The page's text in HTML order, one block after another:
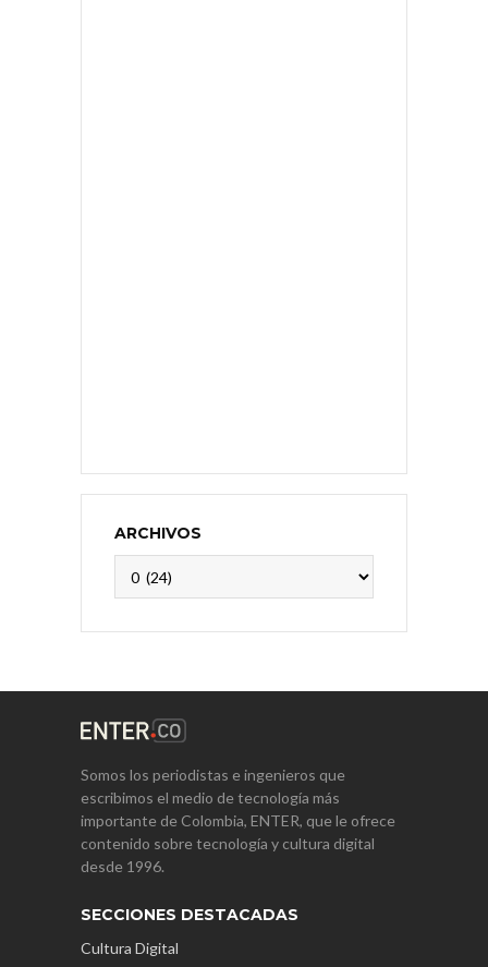
ARCHIVOS
Somos los periodistas e ingenieros que
escribimos el medio de tecnología más
importante de Colombia, ENTER, que le ofrece
contenido sobre tecnología y cultura digital
desde 1996.
SECCIONES DESTACADAS
Cultura Digital